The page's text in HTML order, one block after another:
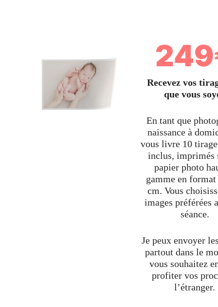
Recevez vos
que vous
En tant que
naissance à
vous livre 10
inclus, imprimés
papier photo
gamme en
cm. Vous
images préférées
séance.
Je peux envoyer
partout dans le
vous souhaitez
profiter vos
l’étranger.